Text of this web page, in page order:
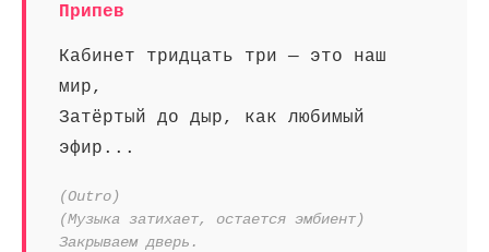
Припев
Кабинет тридцать три — это наш
мир,
Затёртый до дыр, как любимый
эфир...
(Outro)
(Музыка затихает, остается эмбиент)
Закрываем дверь.